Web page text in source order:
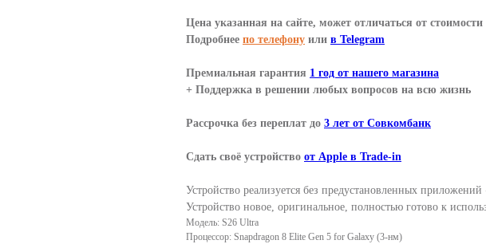
Цена указанная на сайте, может отличаться от
Подробнее по телефону или в Telegram
Премиальная гарантия 1 год от нашего магазина
+ Поддержка в решении любых вопросов на всю жизнь
Рассрочка без переплат до 3 лет от Совкомбанк
Сдать своё устройство от Apple в Trade-in
Устройство реализуется без предустановленных
Устройство новое, оригинальное, полностью готово к
Модель: S26 Ultra
Процессор: Snapdragon 8 Elite Gen 5 for Galaxy (3-нм)